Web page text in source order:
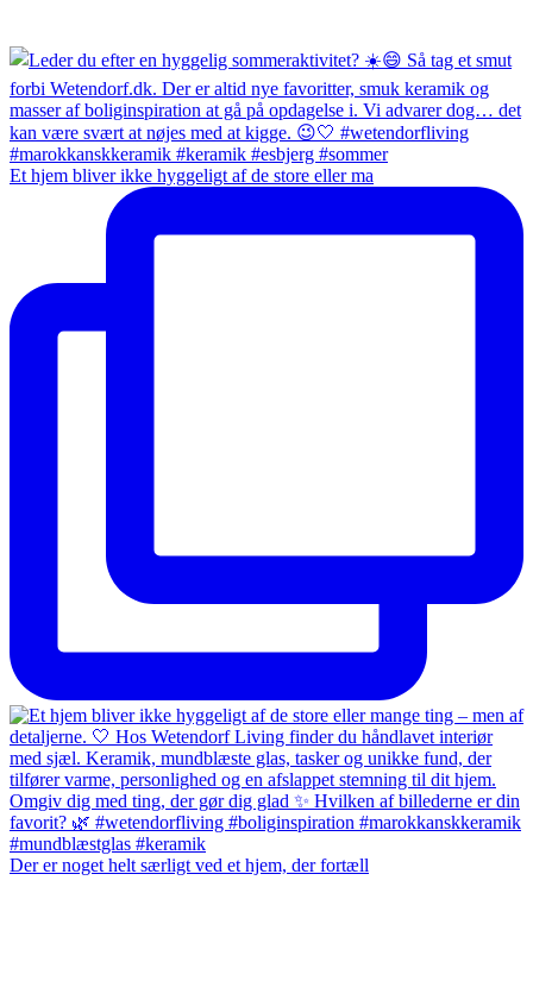
Et hjem bliver ikke hyggeligt af de store eller ma
Der er noget helt særligt ved et hjem, der fortæll